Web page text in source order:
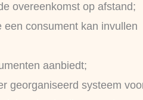
overeenkomst op afstand;
consument kan invullen
aanbiedt;
georganiseerd systeem